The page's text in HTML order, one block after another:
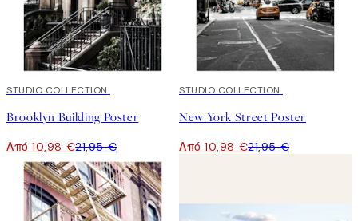
50%*
STUDIO COLLECTION
Brooklyn Building Poster
Από 10,98 €21,95 €
50%*
STUDIO COLLECTION
New York Street Poster
Από 10,98 €21,95 €